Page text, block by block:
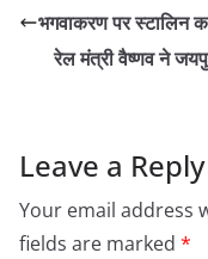
भगवाकरण पर स्टालिन
रेल मंत्री वैष्णव ने
Leave a Reply
Your email address
fields are marked *